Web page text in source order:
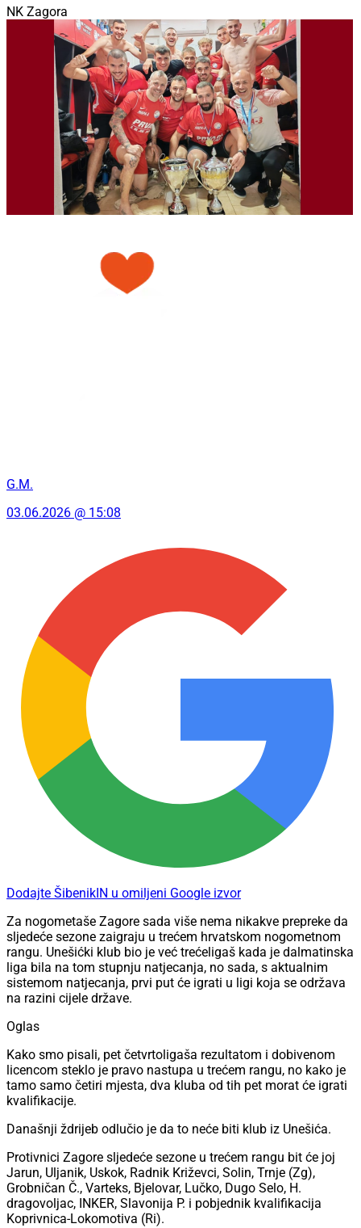
NK Zagora
G.M.
03.06.2026 @ 15:08
Dodajte ŠibenikIN u omiljeni Google izvor
Za nogometaše Zagore sada više nema nikakve prepreke da
sljedeće sezone zaigraju u trećem hrvatskom nogometnom
rangu. Unešićki klub bio je već trećeligaš kada je dalmatinska
liga bila na tom stupnju natjecanja, no sada, s aktualnim
sistemom natjecanja, prvi put će igrati u ligi koja se održava
na razini cijele države.
Oglas
Kako smo pisali, pet četvrtoligaša rezultatom i dobivenom
licencom steklo je pravo nastupa u trećem rangu, no kako je
tamo samo četiri mjesta, dva kluba od tih pet morat će igrati
kvalifikacije.
Današnji ždrijeb odlučio je da to neće biti klub iz Unešića.
Protivnici Zagore sljedeće sezone u trećem rangu bit će joj
Jarun, Uljanik, Uskok, Radnik Križevci, Solin, Trnje (Zg),
Grobničan Č., Varteks, Bjelovar, Lučko, Dugo Selo, H.
dragovoljac, INKER, Slavonija P. i pobjednik kvalifikacija
Koprivnica-Lokomotiva (Ri).